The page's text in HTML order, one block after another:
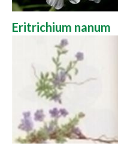
Eritrichium nanum